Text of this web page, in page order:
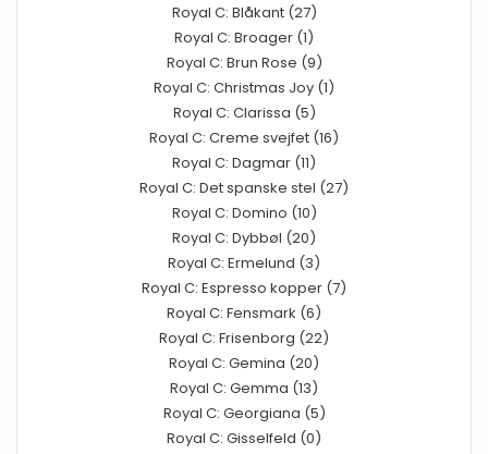
Royal C: Blåkant (27)
Royal C: Broager (1)
Royal C: Brun Rose (9)
Royal C: Christmas Joy (1)
Royal C: Clarissa (5)
Royal C: Creme svejfet (16)
Royal C: Dagmar (11)
Royal C: Det spanske stel (27)
Royal C: Domino (10)
Royal C: Dybbøl (20)
Royal C: Ermelund (3)
Royal C: Espresso kopper (7)
Royal C: Fensmark (6)
Royal C: Frisenborg (22)
Royal C: Gemina (20)
Royal C: Gemma (13)
Royal C: Georgiana (5)
Royal C: Gisselfeld (0)